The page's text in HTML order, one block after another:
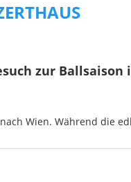
zur Ballsaison
Wien. Während die